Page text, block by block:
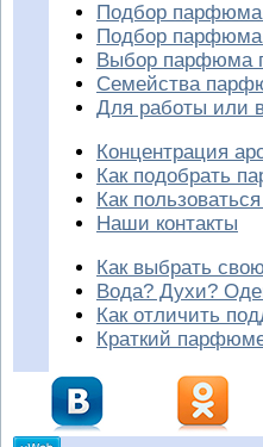
Подбор парфюма
Подбор
Выбор парфюма
Семейства
Для работы или
Концентрация
Как подобрать
Как
Наши контакты
Как выбрать
Вода? Духи?
Как отличить
Краткий